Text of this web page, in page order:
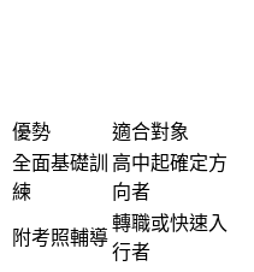
優勢 適合對象
全面基礎訓
練
高中起確定方
向者
附考照輔導
轉職或快速入
行者